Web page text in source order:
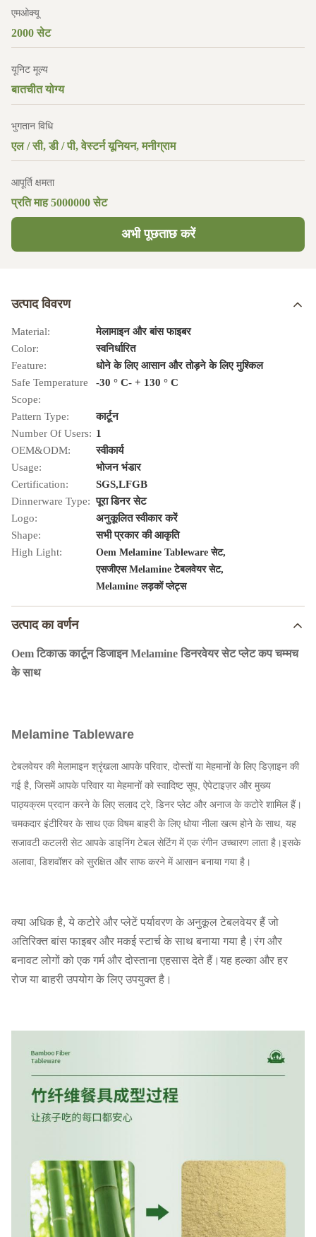
एमओक्यू
2000 सेट
यूनिट मूल्य
बातचीत योग्य
भुगतान विधि
एल / सी, डी / पी, वेस्टर्न यूनियन, मनीग्राम
आपूर्ति क्षमता
प्रति माह 5000000 सेट
अभी पूछताछ करें
उत्पाद विवरण
Material:
मेलामाइन और बांस फाइबर
Color:
स्वनिर्धारित
Feature:
धोने के लिए आसान और तोड़ने के लिए मुश्किल
Safe Temperature
Scope:
-30 ° C- + 130 ° C
Pattern Type:
कार्टून
Number Of Users: 1
OEM&ODM:
स्वीकार्य
Usage:
भोजन भंडार
Certification:
SGS,LFGB
Dinnerware Type: पूरा डिनर सेट
Logo:
अनुकूलित स्वीकार करें
Shape:
सभी प्रकार की आकृति
High Light:
Oem Melamine Tableware सेट,
एसजीएस Melamine टेबलवेयर सेट,
Melamine लड़कों प्लेट्स
उत्पाद का वर्णन
Oem टिकाऊ कार्टून डिजाइन Melamine डिनरवेयर सेट प्लेट कप चम्मच
के साथ
Melamine Tableware
टेबलवेयर की मेलामाइन श्रृंखला आपके परिवार, दोस्तों या मेहमानों के लिए डिज़ाइन की
गई है, जिसमें आपके परिवार या मेहमानों को स्वादिष्ट सूप, ऐपेटाइज़र और मुख्य
पाठ्यक्रम प्रदान करने के लिए सलाद ट्रे, डिनर प्लेट और अनाज के कटोरे शामिल हैं।
चमकदार इंटीरियर के साथ एक विषम बाहरी के लिए धोया नीला खत्म होने के साथ, यह
सजावटी कटलरी सेट आपके डाइनिंग टेबल सेटिंग में एक रंगीन उच्चारण लाता है।इसके
अलावा, डिशवॉशर को सुरक्षित और साफ करने में आसान बनाया गया है।
क्या अधिक है, ये कटोरे और प्लेटें पर्यावरण के अनुकूल टेबलवेयर हैं जो
अतिरिक्त बांस फाइबर और मकई स्टार्च के साथ बनाया गया है।रंग और
बनावट लोगों को एक गर्म और दोस्ताना एहसास देते हैं।यह हल्का और हर
रोज या बाहरी उपयोग के लिए उपयुक्त है।